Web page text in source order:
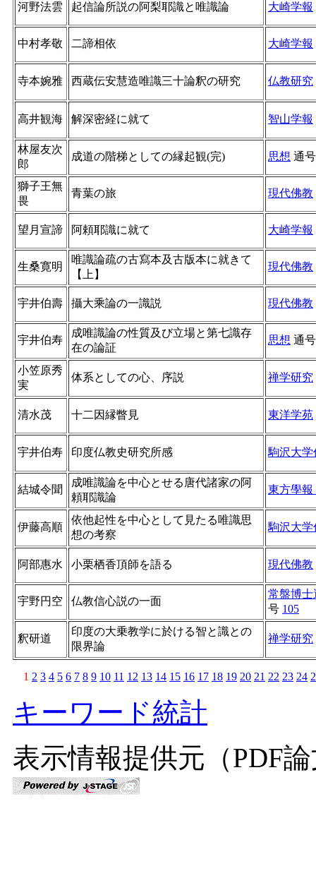
河野法雲 起信論所説の阿梨耶識と唯識論 大崎学報
中村孝敬 二諦相依 大崎学報
寺本婉雅 西蔵伝安慧造唯識三十論釈の研究 仏教研究
高井観海 解深密経に就て 智山学報
林屋友次
郎
成道の階梯としての縁起観(完) 思想 通
獅子王無
畏
青葉の旅 現代佛教
望月宣諦 阿頼耶識に就て 大崎学報
生桑寛明
唯識論疏の古寫本及古版本に就きて
【上】
現代佛教
宇井伯壽 攝大乘論の一識説 現代佛教
宇井伯寿
成唯識論の性質及び立場と第七識存
在の論証
思想 通
小笠原秀
実
体系としての心、序説 禅学研究
清水茂 十二因縁瞥見 東洋学苑
宇井伯寿 印度仏教史研究所感 駒沢大学
結城令聞
成唯識論を中心とせる唐代諸家の阿
頼耶識論
東方學報
伊藤高順
依他起性を中心として見たる唯識思
想の考察
駒沢大学
阿部惠水 小栗栖香頂師を語る 現代佛教
宇野円空 仏教信心説の一面
常盤博士
号 105
釈研道
印度の大乗教学に於ける智と識との
限界論
禅学研究
1 2 3 4 5 6 7 8 9 10 11 12 13 14 15 16 17 18 19 20 21 22 23 24
キーワード統計
表示情報提供元（PDF